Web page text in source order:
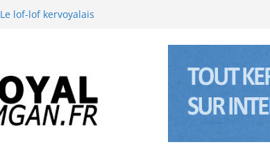
Le lof-lof kervoyalais
La neige à Kervoyal (Bretagne sud) les 5 et 6 janviers 2026